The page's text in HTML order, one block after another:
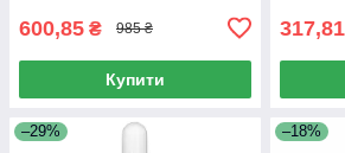
600,85 ₴ 985 ₴
Купити
317,81
–29% –18%